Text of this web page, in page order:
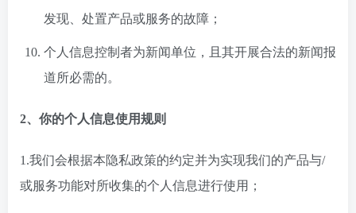
发现、处置产品或服务的故障；
个人信息控制者为新闻单位，且其开展合法的新闻报
道所必需的。
2、你的个人信息使用规则
1.我们会根据本隐私政策的约定并为实现我们的产品与/
或服务功能对所收集的个人信息进行使用；